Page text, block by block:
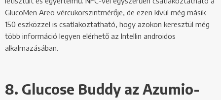
GlucoMen Areo vércukorszintmérője, de ezen kívül még másik
150 eszközzel is csatlakoztatható, hogy azokon keresztül még
több információ legyen elérhető az Intellin androidos
alkalmazásában.
8. Glucose Buddy az Azumio-